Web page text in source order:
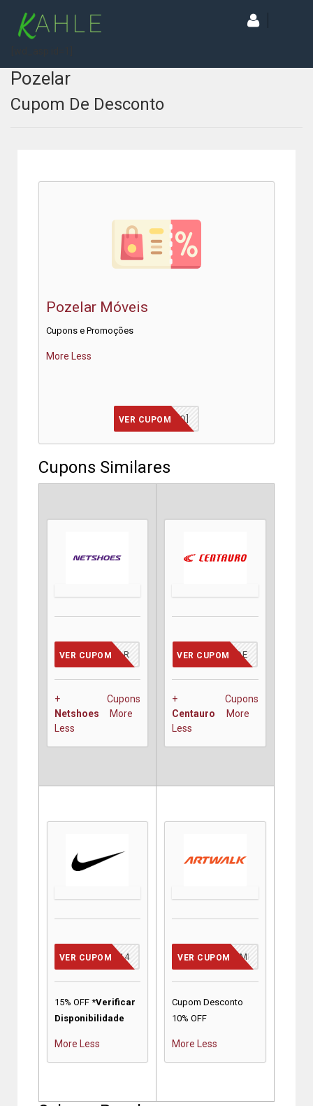
Pozelar
Cupom De Desconto
Pozelar Móveis
Cupons e Promoções
More Less
[JÁ INCLUSO]
VER CUPOM
Cupons Similares
ATIVAR
VER CUPOM
+ Cupons
Netshoes
More
Less
COUPONCODE
VER CUPOM
+ Cupons
Centauro
More
Less
SALE14
VER CUPOM
15% OFF *Verificar
Disponibilidade
More Less
PRIMEIRACOMPRA
VER CUPOM
Cupom Desconto
10% OFF
More Less